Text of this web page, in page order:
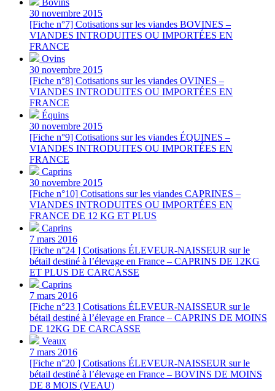
30 novembre 2015
[Fiche n°7] Cotisations sur les viandes BOVINES –
VIANDES INTRODUITES OU IMPORTÉES EN
FRANCE
Ovins
30 novembre 2015
[Fiche n°8] Cotisations sur les viandes OVINES –
VIANDES INTRODUITES OU IMPORTÉES EN
FRANCE
Équins
30 novembre 2015
[Fiche n°9] Cotisations sur les viandes ÉQUINES –
VIANDES INTRODUITES OU IMPORTÉES EN
FRANCE
Caprins
30 novembre 2015
[Fiche n°10] Cotisations sur les viandes CAPRINES –
VIANDES INTRODUITES OU IMPORTÉES EN
FRANCE DE 12 KG ET PLUS
Caprins
7 mars 2016
[Fiche n°24 ] Cotisations ÉLEVEUR-NAISSEUR sur le
bétail destiné à l’élevage en France – CAPRINS DE 12KG
ET PLUS DE CARCASSE
Caprins
7 mars 2016
[Fiche n°23 ] Cotisations ÉLEVEUR-NAISSEUR sur le
bétail destiné à l’élevage en France – CAPRINS DE MOINS
DE 12KG DE CARCASSE
Veaux
7 mars 2016
[Fiche n°20 ] Cotisations ÉLEVEUR-NAISSEUR sur le
bétail destiné à l’élevage en France – BOVINS DE MOINS
DE 8 MOIS (VEAU)